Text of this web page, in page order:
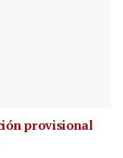
provisional